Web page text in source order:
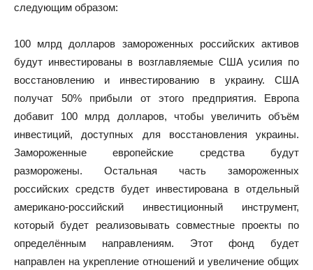
следующим образом:
100 млрд долларов замороженных российских активов
будут инвестированы в возглавляемые США усилия по
восстановлению и инвестированию в украину. США
получат 50% прибыли от этого предприятия. Европа
добавит 100 млрд долларов, чтобы увеличить объём
инвестиций, доступных для восстановления украины.
Замороженные европейские средства будут
разморожены. Остальная часть замороженных
российских средств будет инвестирована в отдельный
американо-российский инвестиционный инструмент,
который будет реализовывать совместные проекты по
определённым направлениям. Этот фонд будет
направлен на укрепление отношений и увеличение общих